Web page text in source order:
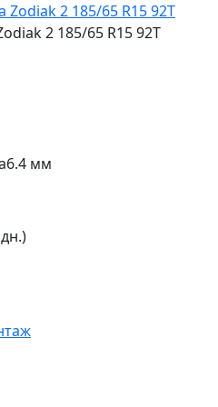
2 185/65 R15 92T
6.4 мм